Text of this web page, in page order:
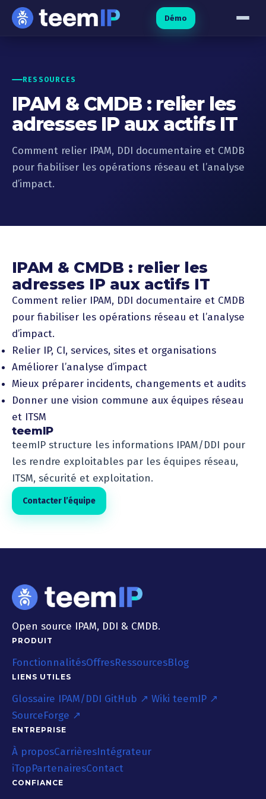
Aller au contenu
Démo
RESSOURCES
IPAM & CMDB : relier les
adresses IP aux actifs IT
Comment relier IPAM, DDI documentaire et CMDB
pour fiabiliser les opérations réseau et l’analyse
d’impact.
IPAM & CMDB : relier les
adresses IP aux actifs IT
Comment relier IPAM, DDI documentaire et CMDB
pour fiabiliser les opérations réseau et l’analyse
d’impact.
Relier IP, CI, services, sites et organisations
Améliorer l’analyse d’impact
Mieux préparer incidents, changements et audits
Donner une vision commune aux équipes réseau
et ITSM
teemIP
teemIP structure les informations IPAM/DDI pour
les rendre exploitables par les équipes réseau,
ITSM, sécurité et exploitation.
Contacter l’équipe
Open source IPAM, DDI & CMDB.
PRODUIT
FonctionnalitésOffresRessourcesBlog
LIENS UTILES
Glossaire IPAM/DDI GitHub ↗ Wiki teemIP ↗
SourceForge ↗
ENTREPRISE
À proposCarrièresIntégrateur
iTopPartenairesContact
CONFIANCE